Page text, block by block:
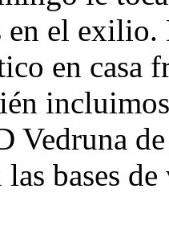
en el
en casa
Vedruna
bases